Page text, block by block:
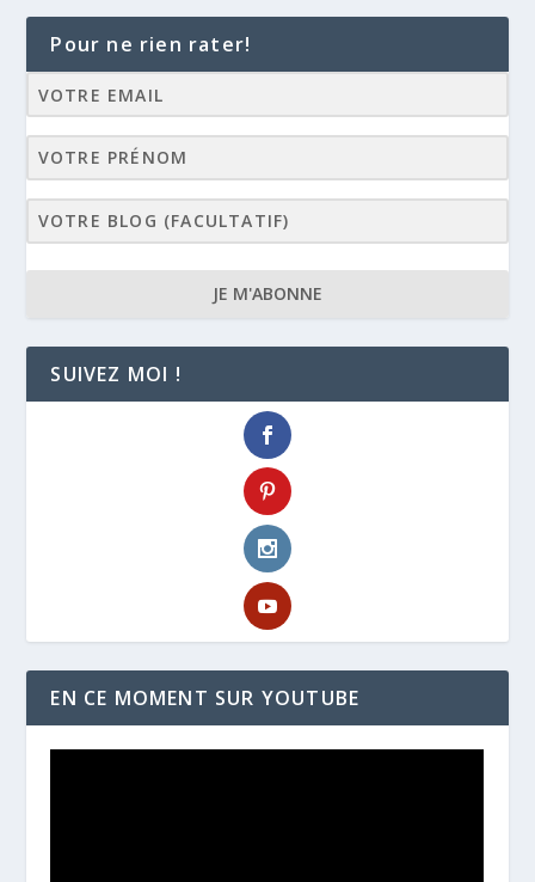
Pour ne rien rater!
JE M'ABONNE
SUIVEZ MOI !
EN CE MOMENT SUR YOUTUBE